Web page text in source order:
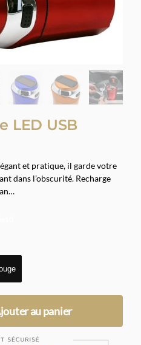
LED USB
et pratique, il garde votre
dans l’obscurité. Recharge
au panier